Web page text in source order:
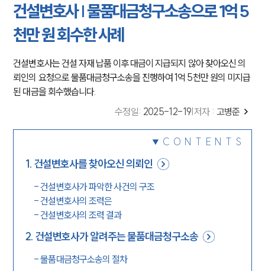
건설변호사 | 물품대금청구소송으로 1억 5
천만 원 회수한 사례
건설변호사는 건설 자재 납품 이후 대금이 지급되지 않아 찾아오신 의
뢰인의 요청으로 물품대금청구소송을 진행하여 1억 5천만 원의 미지급
된 대금을 회수했습니다.
수정일: 2025-12-19 저자 : 고병준
CONTENTS
1. 건설변호사를 찾아오신 의뢰인
-건설변호사가 파악한 사건의 구조
-건설변호사의 조력은
-건설변호사의 조력 결과
2. 건설변호사가 알려주는 물품대금청구소송
-물품대금청구소송의 절차